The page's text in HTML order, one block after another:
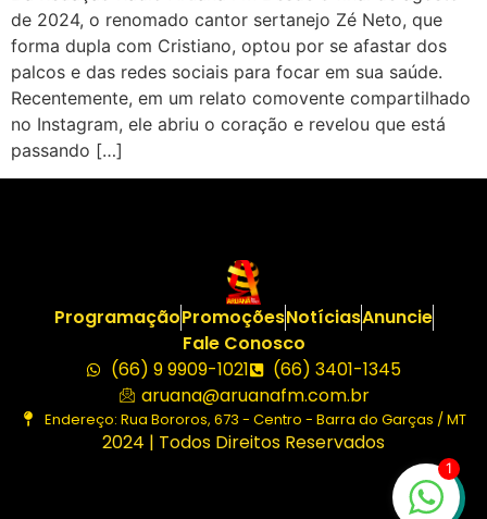
de 2024, o renomado cantor sertanejo Zé Neto, que
forma dupla com Cristiano, optou por se afastar dos
palcos e das redes sociais para focar em sua saúde.
Recentemente, em um relato comovente compartilhado
no Instagram, ele abriu o coração e revelou que está
passando […]
ProgramaçãoPromoçõesNotíciasAnuncie
Fale Conosco
(66) 9 9909-1021
(66) 3401-1345
aruana@aruanafm.com.br
Endereço: Rua Bororos, 673 - Centro - Barra do Garças / MT
2024 | Todos Direitos Reservados
1